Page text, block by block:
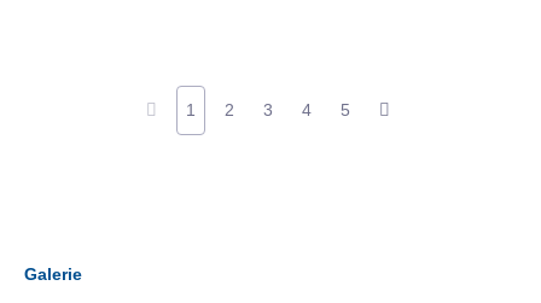
1 2 3 4 5
Galerie